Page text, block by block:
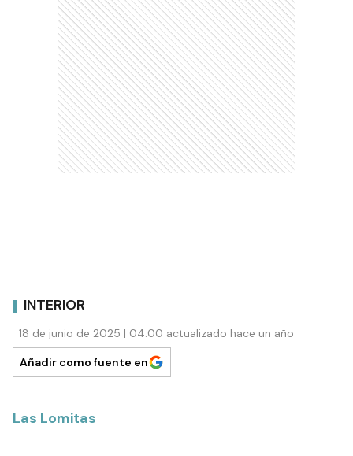
INTERIOR
18 de junio de 2025 | 04:00 actualizado hace un año
Añadir como fuente en
Las Lomitas